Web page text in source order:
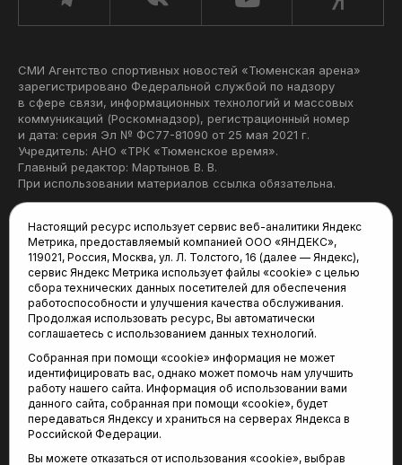
СМИ Агентство спортивных новостей «Тюменская арена»
зарегистрировано Федеральной службой по надзору
в сфере связи, информационных технологий и массовых
коммуникаций (Роскомнадзор), регистрационный номер
и дата: серия Эл № ФС77-81090 от 25 мая 2021 г.
Учредитель: АНО «ТРК «Тюменское время».
Главный редактор: Мартынов В. В.
При использовании материалов ссылка обязательна.
Редакция:
625035, Тюмень, пр. Геологоразведчиков, 28А
(3452) 68-22-28
tum-arena@mail.ru
Отдел продаж:
(3452) 68-89-78
kotovaev@sibinformburo.ru
Настоящий ресурс использует сервис веб-аналитики Яндекс
Метрика, предоставляемый компанией ООО «ЯНДЕКС»,
119021, Россия, Москва, ул. Л. Толстого, 16 (далее — Яндекс),
сервис Яндекс Метрика использует файлы «cookie» с целью
сбора технических данных посетителей для обеспечения
работоспособности и улучшения качества обслуживания.
Продолжая использовать ресурс, Вы автоматически
соглашаетесь с использованием данных технологий.
Собранная при помощи «cookie» информация не может
идентифицировать вас, однако может помочь нам улучшить
работу нашего сайта. Информация об использовании вами
данного сайта, собранная при помощи «cookie», будет
передаваться Яндексу и храниться на серверах Яндекса в
Российской Федерации.
Вы можете отказаться от использования «cookie», выбрав